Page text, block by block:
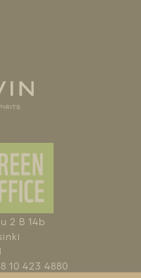
2 B 14b
10 423 4880